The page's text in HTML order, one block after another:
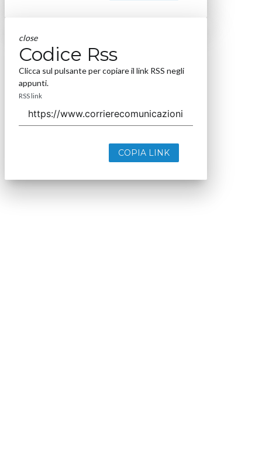
close
Codice Rss
Clicca sul pulsante per copiare il link RSS negli
appunti.
RSS link
COPIA LINK